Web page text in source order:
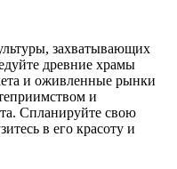
захватывающих
древние храмы
и оживленные рынки
и
Спланируйте свою
в его красоту и